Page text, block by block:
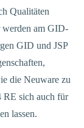
Qualitäten
werden am GID-
GID und JSP
die Neuware zu
RE sich auch für
lassen.